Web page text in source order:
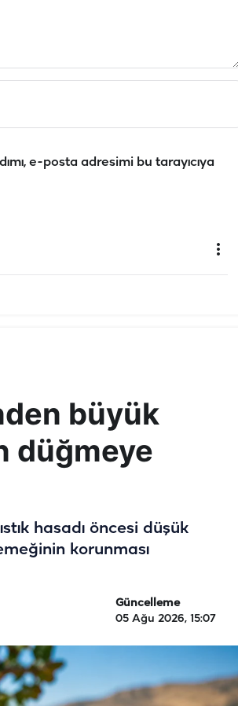
e-posta adresimi bu tarayıcıya
büyük
düğmeye
hasadı öncesi düşük
korunması
Güncelleme
05 Ağu 2026, 15:07